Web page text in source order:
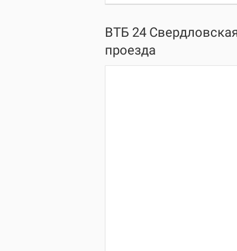
ВТБ 24
проезда